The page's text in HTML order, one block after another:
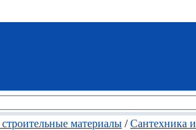
материалы /Сантехника и